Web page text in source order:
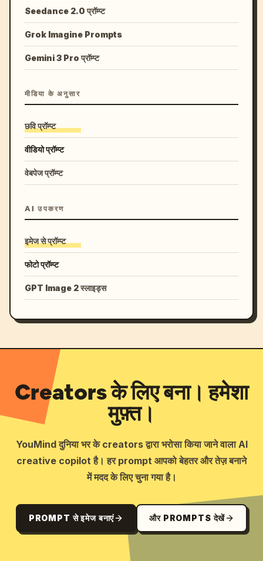
Seedance 2.0 प्रॉम्प्ट
Grok Imagine Prompts
Gemini 3 Pro प्रॉम्प्ट
मीडिया के अनुसार
छवि प्रॉम्प्ट
वीडियो प्रॉम्प्ट
वेबपेज प्रॉम्प्ट
AI उपकरण
इमेज से प्रॉम्प्ट
फोटो प्रॉम्प्ट
GPT Image 2 स्लाइड्स
Creators के लिए बना। हमेशा
मुफ़्त।
YouMind दुनिया भर के creators द्वारा भरोसा किया जाने वाला AI
creative copilot है। हर prompt आपको बेहतर और तेज़ बनाने
में मदद के लिए चुना गया है।
PROMPT से इमेज बनाएं और PROMPTS देखें